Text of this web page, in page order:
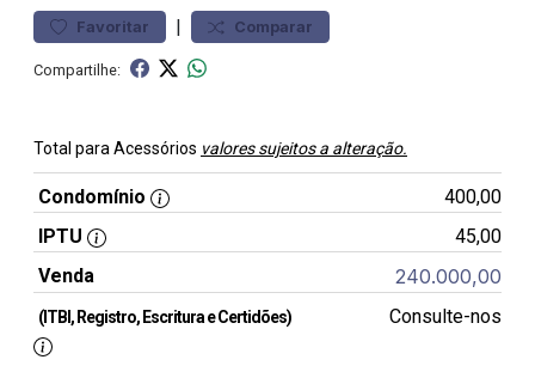
Favoritar | Comparar
Compartilhe:
Total para Acessórios valores sujeitos a alteração.
Condomínio
400,00
IPTU
45,00
Venda
240.000,00
(ITBI, Registro, Escritura e Certidões) Consulte-nos